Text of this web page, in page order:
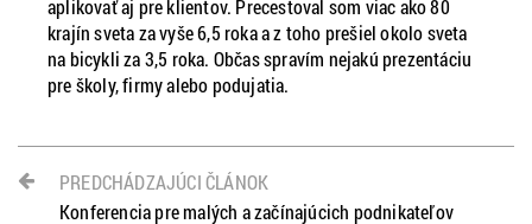
aplikovať aj pre klientov. Precestoval som viac ako 80
krajín sveta za vyše 6,5 roka a z toho prešiel okolo sveta
na bicykli za 3,5 roka. Občas spravím nejakú prezentáciu
pre školy, firmy alebo podujatia.
PREDCHÁDZAJÚCI ČLÁNOK
Konferencia pre malých a začínajúcich podnikateľov